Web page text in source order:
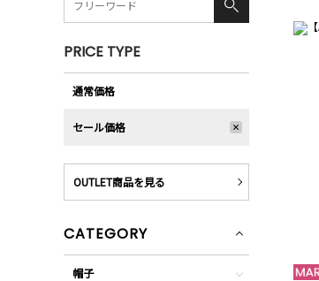
PRICE TYPE
通常価格
セール価格
OUTLET商品を見る
CATEGORY
帽子